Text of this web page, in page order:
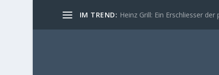
IM TREND: Heinz Grill: Ein Erschliesser